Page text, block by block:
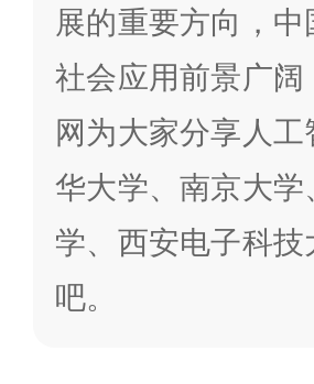
展的重要方向，
社会应用前景广
网为大家分享人
华大学、南京大
学、西安电子科
吧。